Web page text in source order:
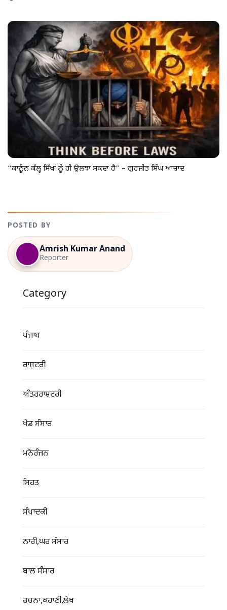
“ਕਾਨੂੰਨ ਕੱਲ੍ਹ ਸਿੱਖਾਂ ਨੂੰ ਹੀ ਉਲਝਾ ਸਕਦਾ ਹੈ” – ਗੁਰਜੀਤ ਸਿੰਘ ਆਜ਼ਾਦ
POSTED BY
Amrish Kumar Anand
Reporter
Category
ਪੰਜਾਬ
ਰਾਸ਼ਟਰੀ
ਅੰਤਰਰਾਸ਼ਟਰੀ
ਖੇਡ ਸੰਸਾਰ
ਮਨੋਰੰਜਨ
ਸਿਹਤ
ਸੰਪਾਦਕੀ
ਨਾਰੀ,ਘਰ ਸੰਸਾਰ
ਬਾਲ ਸੰਸਾਰ
ਰਚਨਾ,ਕਹਾਣੀ,ਲੇਖ